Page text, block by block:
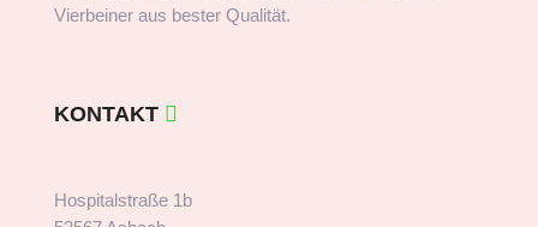
Vierbeiner aus bester Qualität.
KONTAKT
Hospitalstraße 1b